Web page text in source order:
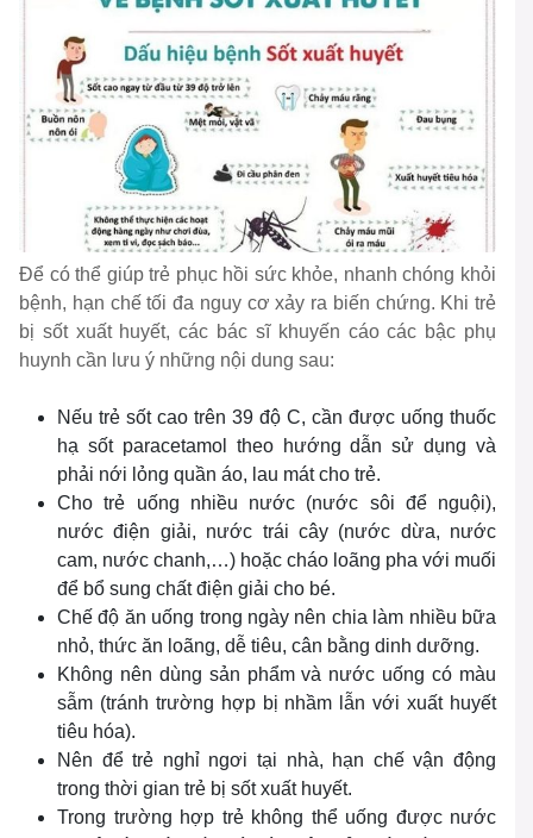
Để có thể giúp trẻ phục hồi sức khỏe, nhanh chóng khỏi
bệnh, hạn chế tối đa nguy cơ xảy ra biến chứng. Khi trẻ
bị sốt xuất huyết, các bác sĩ khuyến cáo các bậc phụ
huynh cần lưu ý những nội dung sau:
Nếu trẻ sốt cao trên 39 độ C, cần được uống thuốc
hạ sốt paracetamol theo hướng dẫn sử dụng và
phải nới lỏng quần áo, lau mát cho trẻ.
Cho trẻ uống nhiều nước (nước sôi để nguội),
nước điện giải, nước trái cây (nước dừa, nước
cam, nước chanh,…) hoặc cháo loãng pha với muối
để bổ sung chất điện giải cho bé.
Chế độ ăn uống trong ngày nên chia làm nhiều bữa
nhỏ, thức ăn loãng, dễ tiêu, cân bằng dinh dưỡng.
Không nên dùng sản phẩm và nước uống có màu
sẫm (tránh trường hợp bị nhầm lẫn với xuất huyết
tiêu hóa).
Nên để trẻ nghỉ ngơi tại nhà, hạn chế vận động
trong thời gian trẻ bị sốt xuất huyết.
Trong trường hợp trẻ không thể uống được nước